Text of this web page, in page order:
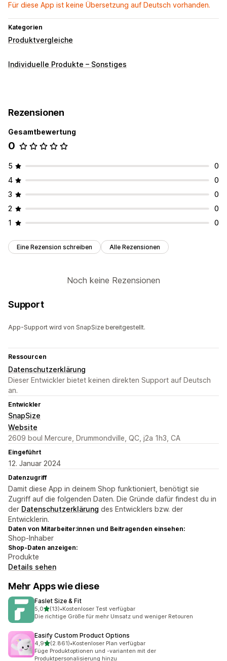
Für diese App ist keine Übersetzung auf Deutsch vorhanden.
Kategorien
Produktvergleiche
Individuelle Produkte – Sonstiges
Rezensionen
Gesamtbewertung
0
5
0
4
0
3
0
2
0
1
0
Eine Rezension schreiben Alle Rezensionen
Noch keine Rezensionen
Support
App-Support wird von SnapSize bereitgestellt.
Ressourcen
Datenschutzerklärung
Dieser Entwickler bietet keinen direkten Support auf Deutsch
an.
Entwickler
SnapSize
Website
2609 boul Mercure, Drummondville, QC, j2a 1h3, CA
Eingeführt
12. Januar 2024
Datenzugriff
Damit diese App in deinem Shop funktioniert, benötigt sie
Zugriff auf die folgenden Daten. Die Gründe dafür findest du in
der Datenschutzerklärung des Entwicklers bzw. der
Entwicklerin.
Daten von Mitarbeiter:innen und Beitragenden einsehen:
Shop-Inhaber
Shop-Daten anzeigen:
Produkte
Details sehen
Mehr Apps wie diese
Faslet Size & Fit
5,0von 5 Sternen
(13)
13 Rezensionen insgesamt
•Kostenloser Test verfügbar
Die richtige Größe für mehr Umsatz und weniger Retouren
Easify Custom Product Options
4,9von 5 Sternen
(2.861)
2861 Rezensionen insgesamt
•Kostenloser Plan verfügbar
Füge Produktoptionen und -varianten mit der
Produktpersonalisierung hinzu